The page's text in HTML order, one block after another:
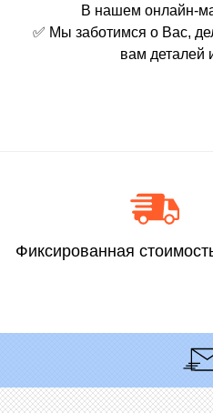
В нашем онлайн-
✅ Мы заботимся о Вас,
вам деталей
Фиксированная